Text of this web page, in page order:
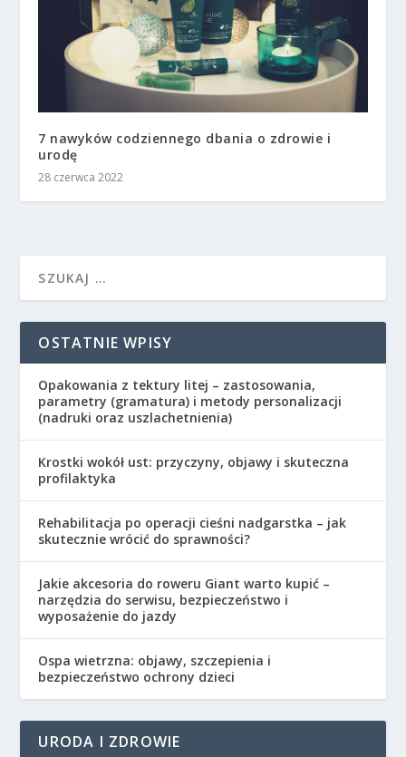
7 nawyków codziennego dbania o zdrowie i
urodę
28 czerwca 2022
OSTATNIE WPISY
Opakowania z tektury litej – zastosowania,
parametry (gramatura) i metody personalizacji
(nadruki oraz uszlachetnienia)
Krostki wokół ust: przyczyny, objawy i skuteczna
profilaktyka
Rehabilitacja po operacji cieśni nadgarstka – jak
skutecznie wrócić do sprawności?
Jakie akcesoria do roweru Giant warto kupić –
narzędzia do serwisu, bezpieczeństwo i
wyposażenie do jazdy
Ospa wietrzna: objawy, szczepienia i
bezpieczeństwo ochrony dzieci
URODA I ZDROWIE